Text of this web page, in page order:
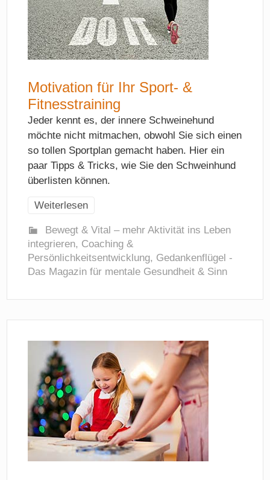
Motivation für Ihr Sport- &
Fitnesstraining
Jeder kennt es, der innere Schweinehund
möchte nicht mitmachen, obwohl Sie sich einen
so tollen Sportplan gemacht haben. Hier ein
paar Tipps & Tricks, wie Sie den Schweinhund
überlisten können.
Weiterlesen
Bewegt & Vital – mehr Aktivität ins Leben
integrieren, Coaching &
Persönlichkeitsentwicklung, Gedankenflügel -
Das Magazin für mentale Gesundheit & Sinn